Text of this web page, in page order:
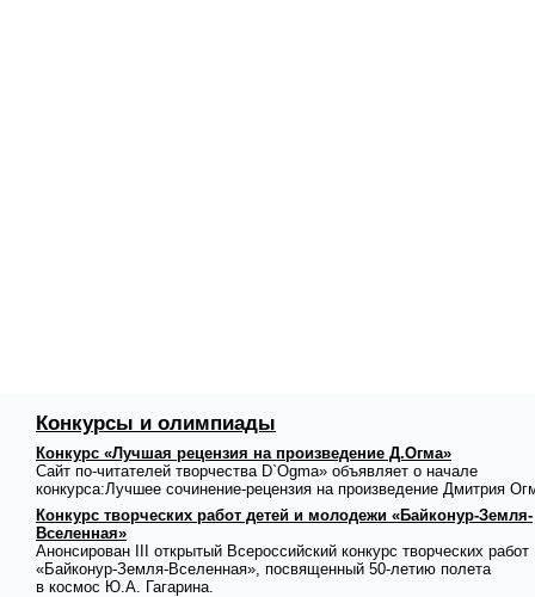
Конкурсы и олимпиады
Конкурс «Лучшая рецензия на произведение Д.Огма»
Сайт по-читателей творчества D`Ogma» объявляет о начале
конкурса:Лучшее сочинение-рецензия на произведение Дмитрия
Конкурс творческих работ детей и молодежи «Байконур-Земля-
Вселенная»
Анонсирован III открытый Всероссийский конкурс творческих работ
«Байконур-Земля-Вселенная», посвященный 50-летию полета
в космос Ю.А. Гагарина.